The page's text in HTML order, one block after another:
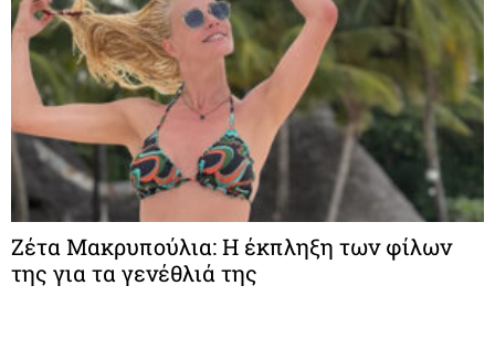
Ζέτα Μακρυπούλια: Η έκπληξη των φίλων
της για τα γενέθλιά της